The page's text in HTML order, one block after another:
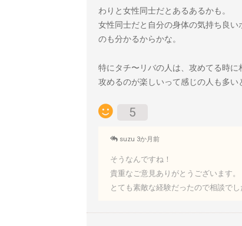
わりと女性同士だとあるあるかも。
女性同士だと自分の身体の気持ち良
のも分かるからかな。
特にタチ〜リバの人は、攻めてる時に
攻めるのが楽しいって感じの人も多い
5
suzu 3か月前
そうなんですね！
貴重なご意見ありがとうございます。
とても素敵な経験だったので相談でし